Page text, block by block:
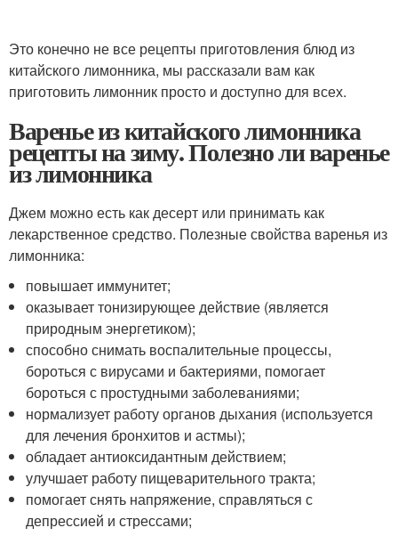
Это конечно не все рецепты приготовления блюд из
китайского лимонника, мы рассказали вам как
приготовить лимонник просто и доступно для всех.
Варенье из китайского лимонника
рецепты на зиму. Полезно ли варенье
из лимонника
Джем можно есть как десерт или принимать как
лекарственное средство. Полезные свойства варенья из
лимонника:
повышает иммунитет;
оказывает тонизирующее действие (является
природным энергетиком);
способно снимать воспалительные процессы,
бороться с вирусами и бактериями, помогает
бороться с простудными заболеваниями;
нормализует работу органов дыхания (используется
для лечения бронхитов и астмы);
обладает антиоксидантным действием;
улучшает работу пищеварительного тракта;
помогает снять напряжение, справляться с
депрессией и стрессами;